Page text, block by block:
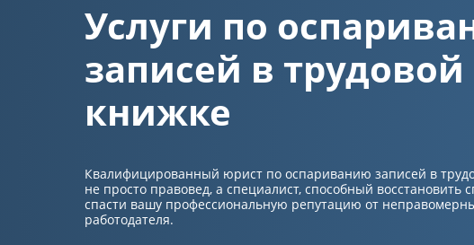
Услуги по
записей в трудовой
книжке
Квалифицированный юрист по оспариванию записей в
не просто правовед, а специалист, способный восстановить
спасти вашу профессиональную репутацию от
работодателя.